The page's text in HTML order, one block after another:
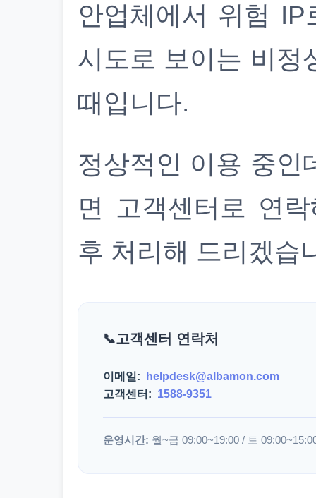
안업체에서 위험
시도로 보이는 비정
때입니다.
정상적인 이용 중인
면 고객센터로 연
후 처리해 드리겠습
고객센터 연락처
이메일:
helpdesk@albamon.com
고객센터: 1588-9351
운영시간: 월~금 09:00~19:00 / 토